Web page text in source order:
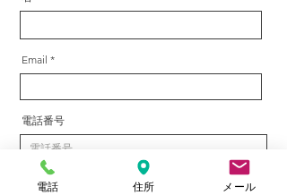
Email
電話番号
問合せ内容選択
電話 住所 メール